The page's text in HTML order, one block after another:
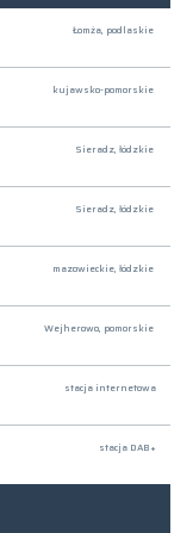
Łomża, podlaskie
kujawsko-pomorskie
Sieradz, łódzkie
Sieradz, łódzkie
mazowieckie, łódzkie
Wejherowo, pomorskie
stacja internetowa
stacja DAB+